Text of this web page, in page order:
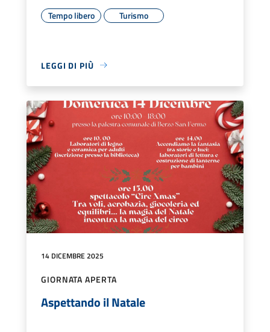
Tempo libero Turismo
LEGGI DI PIÙ
14 DICEMBRE 2025
GIORNATA APERTA
Aspettando il Natale